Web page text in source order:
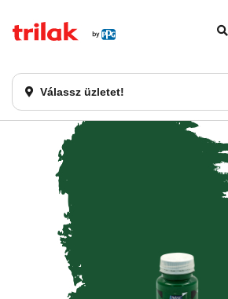
Válassz üzletet!
Fontos tájékoztatás!